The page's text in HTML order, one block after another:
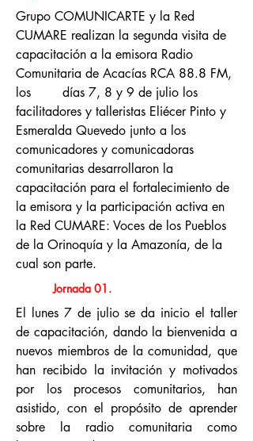
Grupo COMUNICARTE y la Red
CUMARE realizan la segunda visita de
capacitación a la emisora Radio
Comunitaria de Acacías RCA 88.8 FM,
los días 7, 8 y 9 de julio los
facilitadores y talleristas Eliécer Pinto y
Esmeralda Quevedo junto a los
comunicadores y comunicadoras
comunitarias desarrollaron la
capacitación para el fortalecimiento de
la emisora y la participación activa en
la Red CUMARE: Voces de los Pueblos
de la Orinoquía y la Amazonía, de la
cual son parte.
Jornada 01.
El lunes 7 de julio se da inicio el taller
de capacitación, dando la bienvenida a
nuevos miembros de la comunidad, que
han recibido la invitación y motivados
por los procesos comunitarios, han
asistido, con el propósito de aprender
sobre la radio comunitaria como